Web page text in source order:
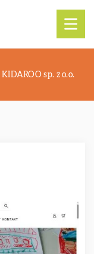
KIDAROO sp. z o.o.